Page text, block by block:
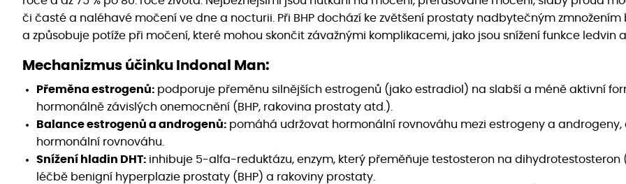
či časté a naléhavé močení ve dne a nocturii. Při BHP dochází ke zvětšení prostaty nadbytečným
a způsobuje potíže při močení, které mohou skončit závažnými komplikacemi, jako jsou snížení funkce ledvin
Mechanizmus účinku Indonal Man:
Přeměna estrogenů: podporuje přeměnu silnějších estrogenů (jako estradiol) na slabší a méně aktivní
hormonálně závislých onemocnění (BHP, rakovina prostaty atd.).
Balance estrogenů a androgenů: pomáhá udržovat hormonální rovnováhu mezi estrogeny a
hormonální rovnováhu.
Snížení hladin DHT: inhibuje 5-alfa-reduktázu, enzym, který přeměňuje testosteron na dihydrotestosteron
léčbě benigní hyperplazie prostaty (BHP) a rakoviny prostaty.